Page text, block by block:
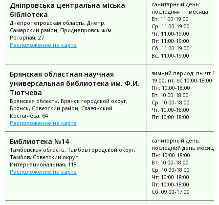
Дніпровська центральна міська
бібліотека
Днепропетровская область, Днепр,
Самарский район, Приднепровск ж/м
Роторная, 27
Расположение на карте
санитарный день:
последняя пт месяца
Вт: 11:00-19:00
Ср: 11:00-19:00
Чт: 11:00-19:00
Пт: 11:00-19:00
Сб: 11:00-19:00
Вс: 11:00-19:00
Брянская областная научная
универсальная библиотека им. Ф.И.
Тютчева
Брянская область, Брянск городской округ,
Брянск, Советский район, Славянский
Костычева, 64
Расположение на карте
зимний период: пн-чт
19:00; пт, вс 10:00-18:00
Пн: 10:00-18:00
Вт: 10:00-18:00
Ср: 10:00-18:00
Чт: 10:00-18:00
Пт: 10:00-18:00
Библиотека №14
Тамбовская область, Тамбов городской округ,
Тамбов, Советский округ
Интернациональная, 118
Расположение на карте
санитарный день:
последний день месяца
Пн: 10:00-18:00
Вт: 10:00-18:00
Ср: 10:00-18:00
Чт: 10:00-18:00
Пт: 10:00-18:00
Сб: 09:00-17:00